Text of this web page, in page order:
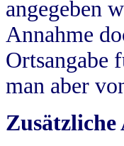
angegeben
Annahme
Ortsangabe
man aber